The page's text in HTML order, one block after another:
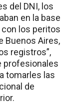
del DNI, los
en la base
con los peritos
Buenos Aires,
registros”,
profesionales
tomarles las
de